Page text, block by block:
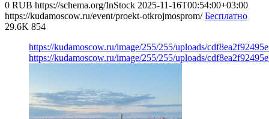
0 RUB https://schema.org/InStock 2025-11-16T00:54:00+03:00
https://kudamoscow.ru/event/proekt-otkrojmosprom/ Бесплатно
29.6K 854
https://kudamoscow.ru/image/255/255/uploads/
https://kudamoscow.ru/image/255/255/uploads/